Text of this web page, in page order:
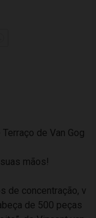
de Van Gog
mãos!
de concentração, v
de 500 peças